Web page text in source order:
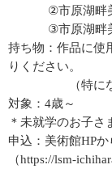
②市原湖畔美
③市原湖畔美
持ち物：作品に使
りください。
（特にない場
対象：4歳～
＊未就学のお子さ
申込：美術館HPか
（https://lsm-